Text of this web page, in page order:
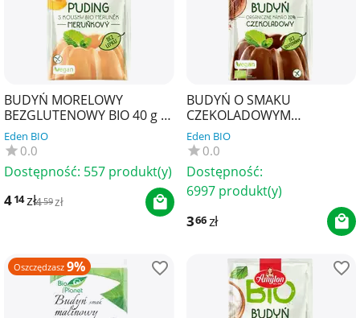
BUDYŃ MORELOWY
BEZGLUTENOWY BIO 40 g -
AMYLON
Eden BIO
0.0
Dostępność: 557 produkt(y)
414zł459zł
BUDYŃ O SMAKU
CZEKOLADOWYM
BEZGLUTENOWY BIO 40 g -
AMYLON
Eden BIO
0.0
Dostępność:
6997 produkt(y)
366zł
Oszczędzasz 9%